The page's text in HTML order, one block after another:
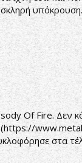
υπόκρουση.
Of Fire. Δεν
https://
στα